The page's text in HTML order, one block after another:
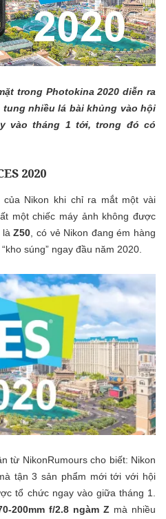
trong Photokina 2020 diễn ra
tung nhiều lá bài khủng vào hội
vào tháng 1 tới, trong đó có
2020
Nikon khi chỉ ra mắt một vài
một chiếc máy ảnh không được
là Z50 , có vẻ Nikon đang ém hàng
súng” ngay đầu năm 2020.
từ NikonRumours cho biết: Nikon
tận 3 sản phẩm mới tới với hội
tổ chức ngay vào giữa tháng 1.
200mm f/2.8 ngàm Z mà nhiều